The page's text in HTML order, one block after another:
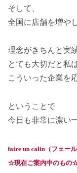
そして、
全国に店舗を増や
理念がきちんと実
とても大切だと私
こういった企業を
ということで
今日も非常に濃い
faire un calin（フェール
☆現在ご案内中のも